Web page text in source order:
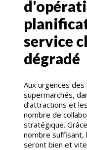
service
dégradé
Aux urgences
supermarchés,
d’attractions et
nombre de
stratégique.
nombre suffisant,
seront bien et vite